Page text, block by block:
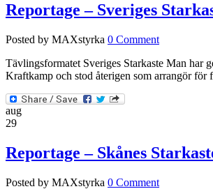
Reportage – Sveriges
Posted by MAXstyrka 0 Comment
Tävlingsformatet Sveriges Starkaste Man har
Kraftkamp och stod återigen som arrangör
aug
29
Reportage – Skånes
Posted by MAXstyrka 0 Comment